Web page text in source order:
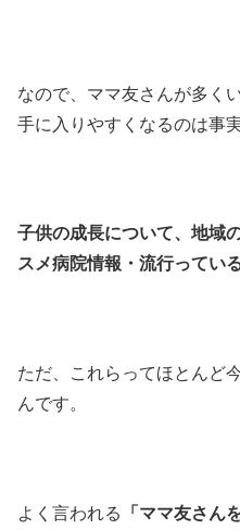
なので、ママ友さんが多く
手に入りやすくなるのは事実
子供の成長について、地域
スメ病院情報・流行ってい
ただ、これらってほとんど
んです。
よく言われる
「ママ友さん